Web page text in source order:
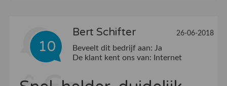
10
Bert Schifter 26-06-2018
Beveelt dit bedrijf aan: Ja
De klant kent ons van:
Internet